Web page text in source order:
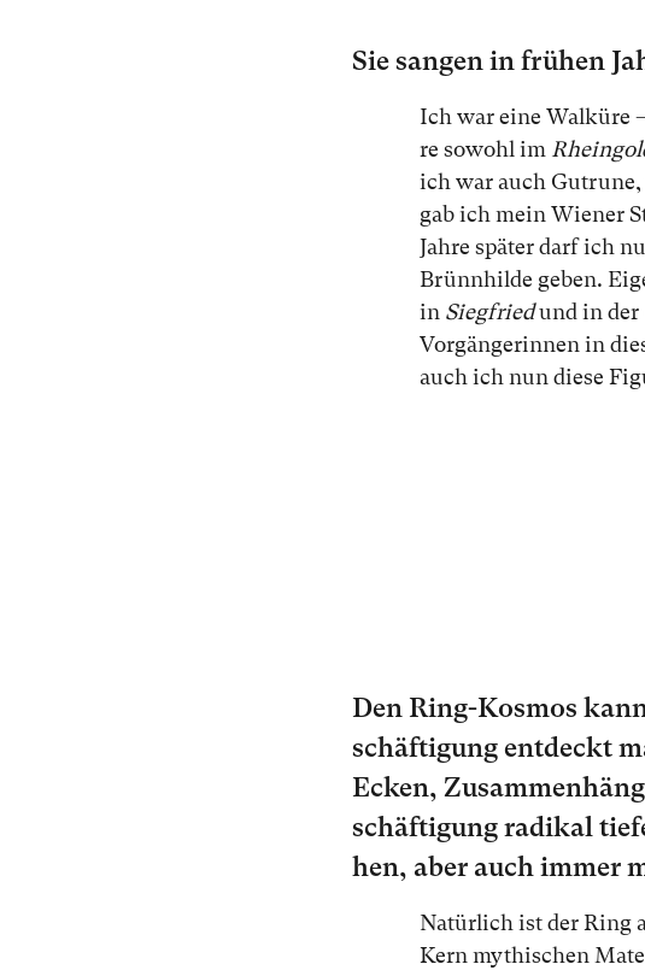
Sie san­gen in frü­hen
Ich war ei­ne Walküre
re so­wohl im
ich war auch Gutrune,
gab ich mein Wiener
Jah­re spä­ter darf ich
Brünnhilde ge­ben.
in Siegfriedund in der
Vor­gän­ge­rin­nen in
auch ich nun die­se
Den Ring-Kos­mos
schäf­ti­gung ent­deckt
Ecken,
schäf­ti­gung ra­di­kal
hen, aber auch im­mer
Na­tür­lich ist der Ring
Kern my­thi­schen